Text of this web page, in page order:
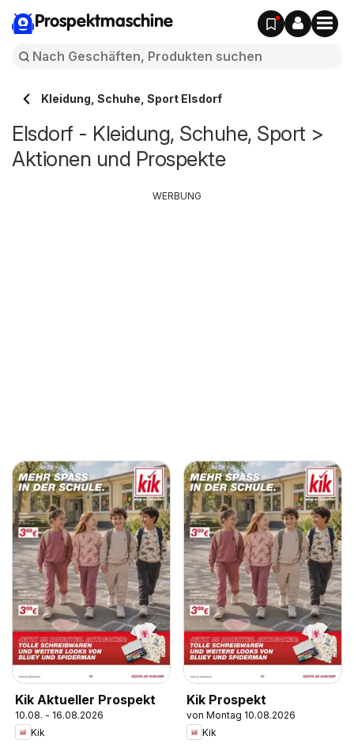
Prospektmaschine
Kleidung, Schuhe, Sport Elsdorf
Elsdorf - Kleidung, Schuhe, Sport >
Aktionen und Prospekte
Kik Aktueller Prospekt
10.08. - 16.08.2026
Kik
Kik Prospekt
von Montag 10.08.2026
Kik
WERBUNG